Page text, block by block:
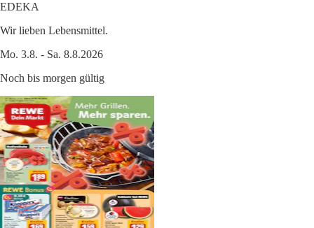
EDEKA
Wir lieben Lebensmittel.
Mo. 3.8. - Sa. 8.8.2026
Noch bis morgen gültig